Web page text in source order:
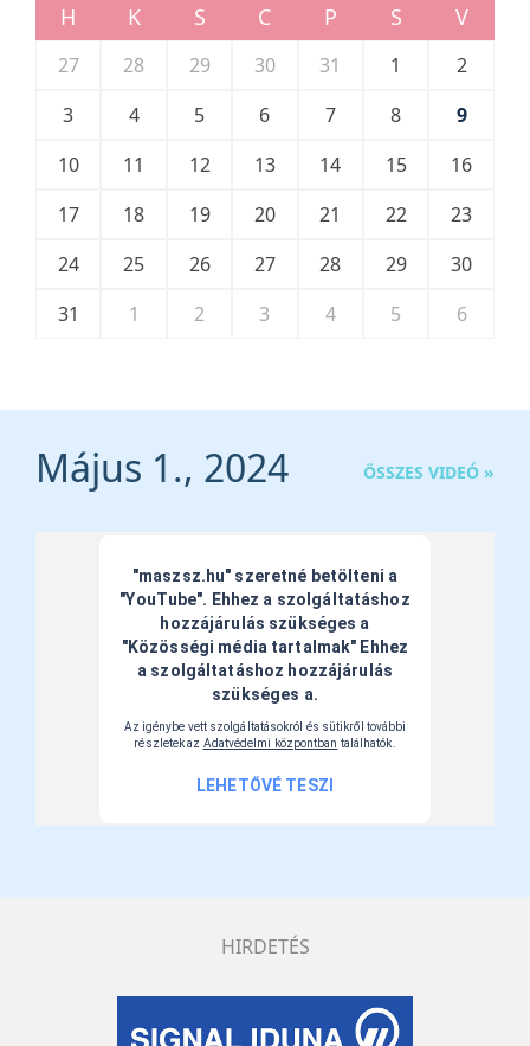
H K S C P S V
27 28 29 30 31 1
2
3
4 5 6 7 8
9
10
11 12 13 14 15
16
17
18 19 20 21 22
23
24
25 26 27 28 29
30
31
1 2 3 4 5 6
Május 1., 2024 ÖSSZES VIDEÓ »
HIRDETÉS